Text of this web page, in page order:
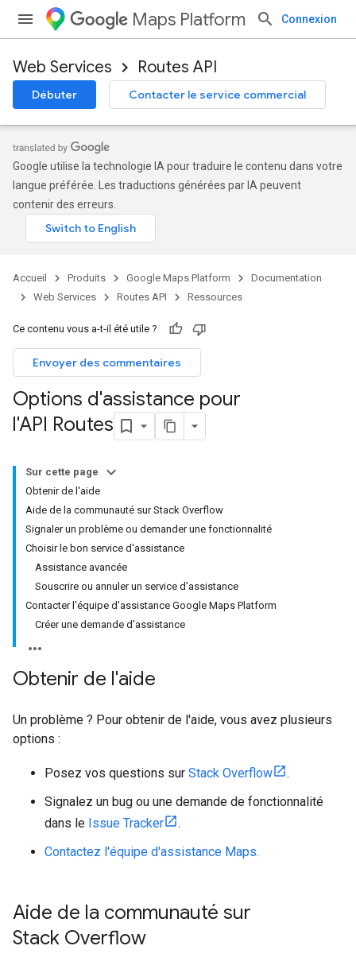
Maps Platform Connexion
Web Services Routes API
Débuter Contacter le service commercial
Google utilise la technologie IA pour traduire le contenu dans votre
langue préférée. Les traductions générées par IA peuvent
contenir des erreurs.
Accueil Produits Google Maps Platform
Documentation
Web Services
Routes API Ressources
Ce contenu vous a-t-il été utile ?
Envoyer des commentaires
Options d'assistance pour
l'API Routes
Sur cette page
Obtenir de l'aide
Aide de la communauté sur Stack Overflow
Signaler un problème ou demander une fonctionnalité
Choisir le bon service d'assistance
Assistance avancée
Souscrire ou annuler un service d'assistance
Contacter l'équipe d'assistance Google Maps Platform
Créer une demande d'assistance
Obtenir de l'aide
Un problème ? Pour obtenir de l'aide, vous avez plusieurs
options :
Posez vos questions sur Stack Overflow
.
Signalez un bug ou une demande de fonctionnalité
dans le Issue Tracker
.
Contactez l'équipe d'assistance Maps.
Aide de la communauté sur
Stack Overflow